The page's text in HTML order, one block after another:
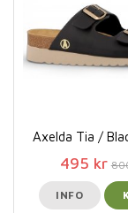
Axelda Tia /
495 kr
INFO